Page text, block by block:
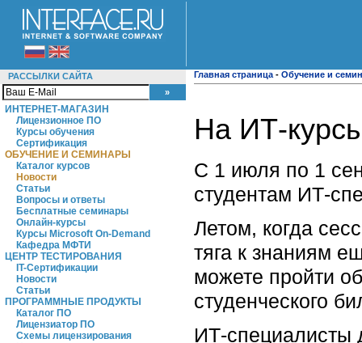
РАССЫЛКИ САЙТА
ИНТЕРНЕТ-МАГАЗИН
Лицензионное ПО
Курсы обучения
Сертификация
ОБУЧЕНИЕ И СЕМИНАРЫ
Каталог курсов
Новости
Статьи
Вопросы и ответы
Бесплатные семинары
Онлайн-курсы
Курсы Microsoft On-Demand
Кафедра МФТИ
ЦЕНТР ТЕСТИРОВАНИЯ
IT-Сертификации
Новости
Статьи
ПРОГРАММНЫЕ ПРОДУКТЫ
Каталог ПО
Лицензиатор ПО
Схемы лицензирования
Главная страница - Обучение и
На ИТ-
C 1 июля по 1
студентам ИТ-
Летом, когда
тяга к знаниям
можете пройти
студенческого
ИТ-специалисты